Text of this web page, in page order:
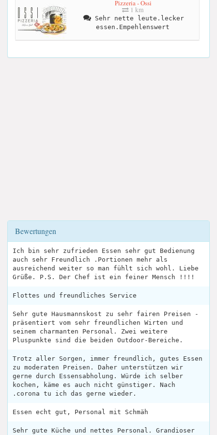
Pizzeria - Ossi
1 km
Sehr nette leute.lecker
essen.Empehlenswert
Bewertungen
Ich bin sehr zufrieden Essen sehr gut Bedienung
auch sehr Freundlich .Portionen mehr als
ausreichend weiter so man fühlt sich wohl. Liebe
Grüße. P.S. Der Chef ist ein feiner Mensch !!!!
Flottes und freundliches Service
Sehr gute Hausmannskost zu sehr fairen Preisen -
präsentiert vom sehr freundlichen Wirten und
seinem charmanten Personal. Zwei weitere
Pluspunkte sind die beiden Outdoor-Bereiche.
Trotz aller Sorgen, immer freundlich, gutes Essen
zu moderaten Preisen. Daher unterstützen wir
gerne durch Essensabholung. Würde ich selber
kochen, käme es auch nicht günstiger. Nach
.corona tu ich das gerne wieder.
Essen echt gut, Personal mit Schmäh
Sehr gute Küche und nettes Personal. Grandioser